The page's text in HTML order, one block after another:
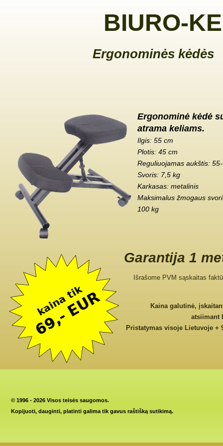
BIURO-
Ergonominės kėdės
Ergonominė kėdė
atrama keliams.
Ilgis: 55 cm
Plotis: 45 cm
Reguliuojamas aukštis:
Svoris: 7,5 kg
Karkasas: metalinis
Maksimalus žmogaus
100 kg
Garantija 1
Išrašome PVM sąskaitas
Kaina galutinė,
atsiimant
Pristatymas visoje Lietuvoje +
© 1996 - 2026 Visos teisės saugomos.
Kopijuoti, dauginti, platinti galima tik gavus raštišką sutikimą.